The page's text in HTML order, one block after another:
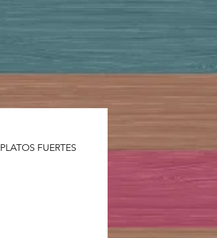
PLATOS FUERTES ENSALADAS